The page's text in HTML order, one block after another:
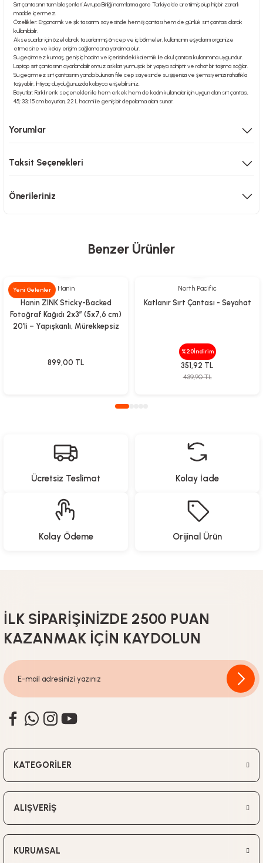
Sırt çantasının tüm bileşenleri Avrupa Birliği normlarına göre Türkiye'de üretilmiş olup hiçbir zararlı
madde içermez.
Özellikler: Ergonomik ve şık tasarımı sayesinde hem iş çantası hem de günlük sırt çantası olarak
kullanılabilir.
Aksesuarlar için özel olarak tasarlanmış ön cep ve iç bölmeler, kullanıcının eşyalarını organize
etmesine ve kolay erişim sağlamasına yardımcı olur.
Su geçirmez kumaş, geniş iç hacim ve içerisindeki kalemlik ile okul çantası kullanımına uygundur.
Laptop sırt çantasının ayarlanabilir omuz askıları yumuşak bir yapıya sahiptir ve rahat bir taşıma sağlar.
Su geçirmez sırt çantasının yanda bulunan file cep sayesinde su şişenizi ve şemsiyenizi rahatlıkla
taşıyabilir, ihtiyaç duyduğunuzda kolayca erişebilirsiniz.
Boyutlar: Farklı renk seçenekleri ile hem erkek hem de kadın kullanıcılar için uygun olan sırtçantası,
45; 33; 15 cm boyutları, 22 L hacmi ile geniş bir depolama alanı sunar.
Yorumlar
Taksit Seçenekleri
Önerileriniz
Benzer Ürünler
Yeni Gelenler Hanin
Hanin ZINK Sticky-Backed
Fotoğraf Kağıdı 2x3” (5x7,6 cm)
20’li – Yapışkanlı, Mürekkepsiz
899,00 TL
North Pacific
Katlanır Sırt Çantası - Seyahat
%20İndirim
351,92 TL
439,90TL
Ücretsiz Teslimat Kolay İade
Kolay Ödeme Orijinal Ürün
İLK SİPARİŞİNİZDE 2500 PUAN
KAZANMAK İÇİN KAYDOLUN
KATEGORİLER
ALIŞVERİŞ
KURUMSAL